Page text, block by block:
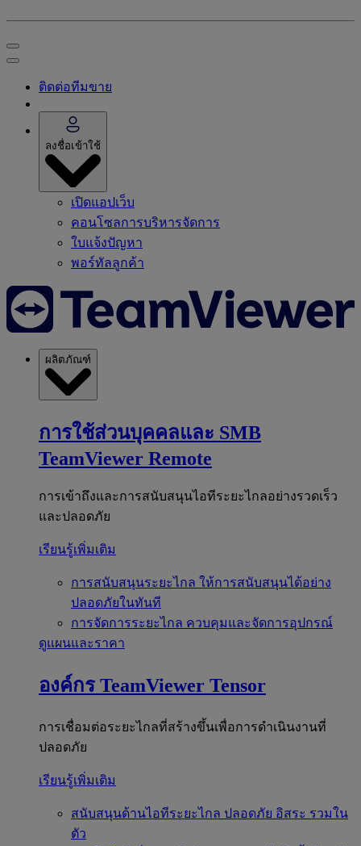
ติดต่อทีมขาย
ลงชื่อเข้าใช้
เปิดแอปเว็บ
คอนโซลการบริหารจัดการ
ใบแจ้งปัญหา
พอร์ทัลลูกค้า
ผลิตภัณฑ์
การใช้ส่วนบุคคลและ SMB
TeamViewer Remote
การเข้าถึงและการสนับสนุนไอทีระยะไกลอย่างรวดเร็ว
และปลอดภัย
เรียนรู้เพิ่มเติม
การสนับสนุนระยะไกล ให้การสนับสนุนได้อย่าง
ปลอดภัยในทันที
การจัดการระยะไกล ควบคุมและจัดการอุปกรณ์
ดูแผนและราคา
องค์กร TeamViewer Tensor
การเชื่อมต่อระยะไกลที่สร้างขึ้นเพื่อการดำเนินงานที่
ปลอดภัย
เรียนรู้เพิ่มเติม
สนับสนุนด้านไอทีระยะไกล ปลอดภัย อิสระ รวมใน
ตัว